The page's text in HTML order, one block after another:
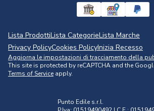
Lista ProdottiLista CategorieLista Marche
Privacy PolicyCookies PolicyInizia Recesso
Aggiorna le impostazioni di tracciamento della
This site is protected by reCAPTCHA and the
Terms of Service apply.
Punto Edile s.r.l.